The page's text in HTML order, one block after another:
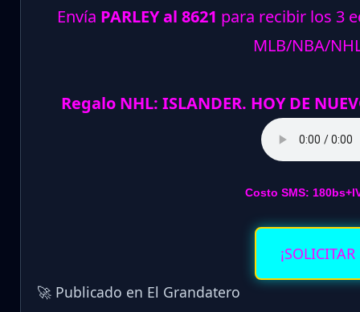
Envía PARLEY al 8621 para recibir los 3
MLB/NBA/
Regalo NHL: ISLANDER. HOY DE
Costo SMS:
🚀 Publicado en El Grandatero